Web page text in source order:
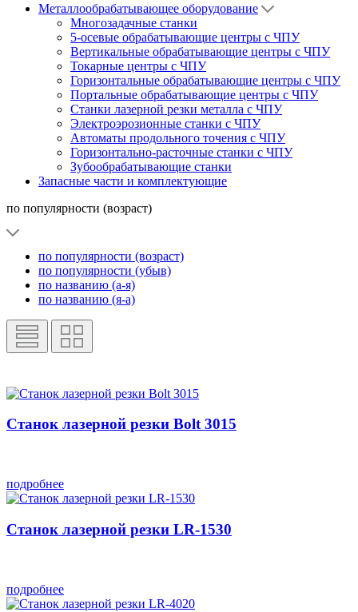
Металлообрабатывающее оборудование
Многозадачные станки
5-осевые обрабатывающие центры с ЧПУ
Вертикальные обрабатывающие центры с ЧПУ
Токарные центры с ЧПУ
Горизонтальные обрабатывающие центры с ЧПУ
Портальные обрабатывающие центры с ЧПУ
Станки лазерной резки металла с ЧПУ
Электроэрозионные станки с ЧПУ
Автоматы продольного точения с ЧПУ
Горизонтально-расточные станки с ЧПУ
Зубообрабатывающие станки
Запасные части и комплектующие
по популярности (возраст)
по популярности (возраст)
по популярности (убыв)
по названию (а-я)
по названию (я-а)
Станок лазерной резки Bolt 3015
подробнее
Станок лазерной резки LR-1530
подробнее